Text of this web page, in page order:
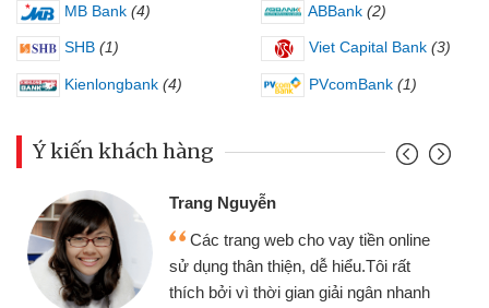
MB Bank (4) ABBank (2)
SHB (1) Viet Capital Bank (3)
Kienlongbank (4) PVcomBank (1)
Ý kiến khách hàng
Trang Nguyễn
Các trang web cho vay tiền online
sử dụng thân thiện, dễ hiểu.Tôi rất
thích bởi vì thời gian giải ngân nhanh